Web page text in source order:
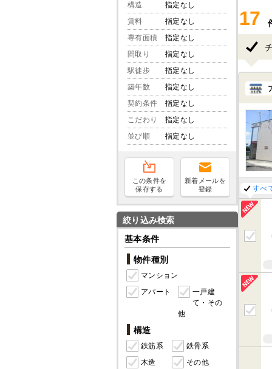
構造
指定なし
賃料
指定なし
専有面積
指定なし
間取り
指定なし
駅徒歩
指定なし
築年数
指定なし
契約条件
指定なし
こだわり
指定なし
並び順
指定なし
この条件を
保存する
新着メールを
登録
絞り込み検索
基本条件
物件種別
マンション
アパート
一戸建
て・その
他
構造
鉄筋系
鉄骨系
木造
その他
17
すべ